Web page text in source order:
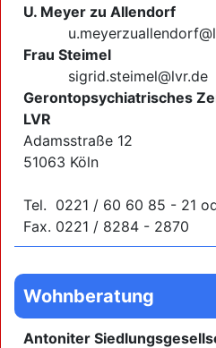
U. Meyer zu Allendorf
Frau Steimel
sigrid.steimel@lvr.de
Gerontopsychiatrisches
LVR
Adamsstraße 12
51063 Köln
Tel. 0221 / 60 60 85 - 21
Fax. 0221 / 8284 - 2870
Wohnberatung
Antoniter